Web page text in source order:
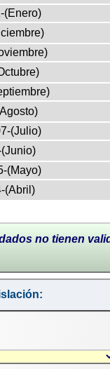
(Enero)
(Julio)
(Mayo)
(Abril)
no tienen